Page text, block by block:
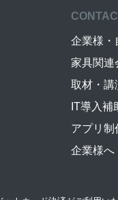
企業様・
家具関連
取材・講
IT導入補
アプリ制
企業様へ